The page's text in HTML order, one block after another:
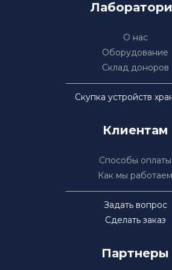
О нас
Оборудование
Склад доноров
Скупка устройств
Клиентам
Способы оплаты
Как мы работаем
Задать вопрос
Сделать заказ
Партнеры